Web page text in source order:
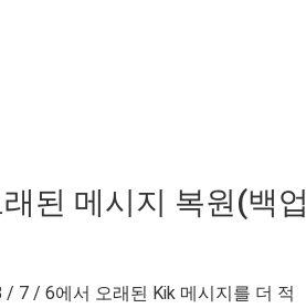
된 메시지 복원(백업
7 / 6에서 오래된 Kik 메시지를 더 적